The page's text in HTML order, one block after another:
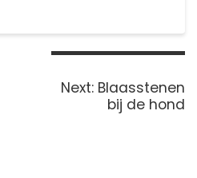
Next: Next
post:
Blaasstenen
bij de hond